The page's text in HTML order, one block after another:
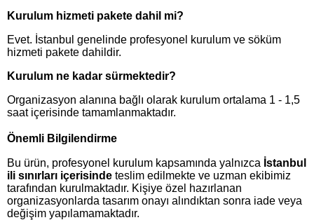
Kurulum hizmeti pakete dahil mi?
Evet. İstanbul genelinde profesyonel kurulum ve söküm
hizmeti pakete dahildir.
Kurulum ne kadar sürmektedir?
Organizasyon alanına bağlı olarak kurulum ortalama 1 - 1,5
saat içerisinde tamamlanmaktadır.
Önemli Bilgilendirme
Bu ürün, profesyonel kurulum kapsamında yalnızca İstanbul
ili sınırları içerisinde teslim edilmekte ve uzman ekibimiz
tarafından kurulmaktadır. Kişiye özel hazırlanan
organizasyonlarda tasarım onayı alındıktan sonra iade veya
değişim yapılamamaktadır.